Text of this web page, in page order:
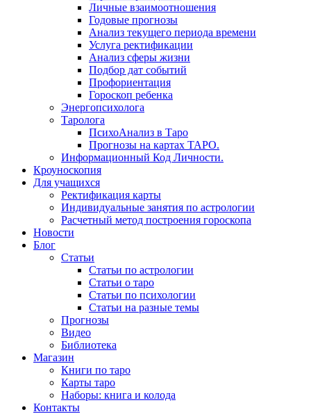
Личные взаимоотношения
Годовые прогнозы
Анализ текущего периода времени
Услуга ректификации
Анализ сферы жизни
Подбор дат событий
Профориентация
Гороскоп ребенка
Энергопсихолога
Таролога
ПсихоАнализ в Таро
Прогнозы на картах ТАРО.
Информационный Код Личности.
Кроуноскопия
Для учащихся
Ректификация карты
Индивидуальные занятия по астрологии
Расчетный метод построения гороскопа
Новости
Блог
Статьи
Статьи по астрологии
Статьи о таро
Статьи по психологии
Статьи на разные темы
Прогнозы
Видео
Библиотека
Магазин
Книги по таро
Карты таро
Наборы: книга и колода
Контакты